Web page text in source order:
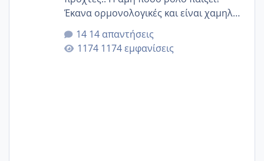
Έκανα ορμονολογικές και είναι χαμηλή
για την ηλικία μου.. Είχα ήδη μια
εγκυμοσύνη, που έπρεπε να τερματιστεί
στην 27η εβδομάδα και προσπαθώ 7
14 απαντήσεις
1174 εμφανίσεις